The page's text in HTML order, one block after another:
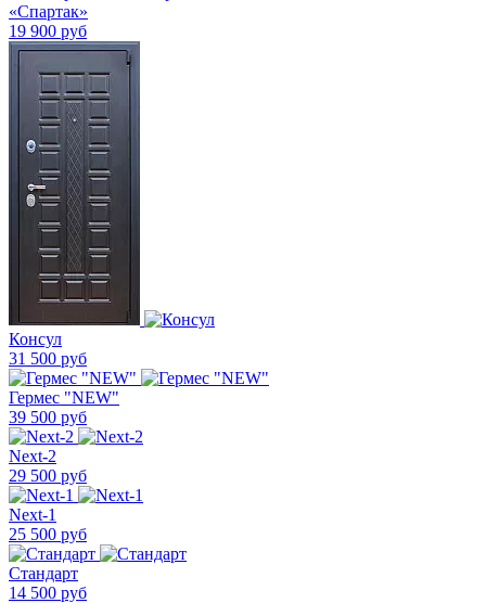
«Спартак»
19 900 руб
Консул
31 500 руб
Гермес "NEW"
39 500 руб
Next-2
29 500 руб
Next-1
25 500 руб
Стандарт
14 500 руб